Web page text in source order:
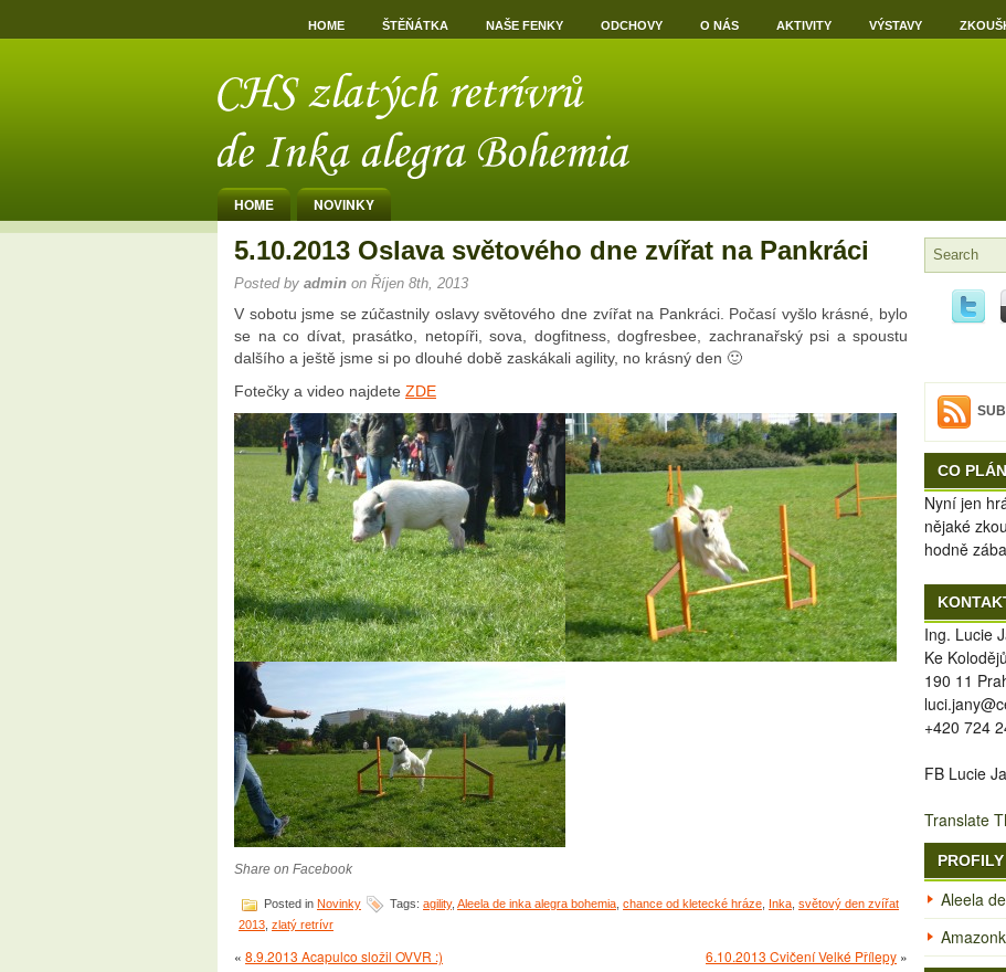
HOME ŠTĚŇÁTKA NAŠE FENKY ODCHOVY O NÁS AKTIVITY VÝSTAVY
HOME NOVINKY
5.10.2013 Oslava světového dne zvířat na Pankráci
Posted by admin on Říjen 8th, 2013
V sobotu jsme se zúčastnily oslavy světového dne zvířat na Pankráci. Počasí vyšlo krásné, bylo
se na co dívat, prasátko, netopíři, sova, dogfitness, dogfresbee, zachranařský psi a spoustu
dalšího a ještě jsme si po dlouhé době zaskákali agility, no krásný den 🙂
Fotečky a video najdete ZDE
Share on Facebook
Posted in Novinky Tags: agility, Aleela de inka alegra bohemia chance od kletecké hráze Inka světový den zvířat
2013 zlatý retrívr
« 8.9.2013 Acapulco složil OVVR :) 6.10.2013 Cvičení Velké Přílepy »
CO
Nyní jen
nějaké
hodně
Ing. Lucie
Ke
190 11
+420 724
FB Lucie
Translate
Aleela